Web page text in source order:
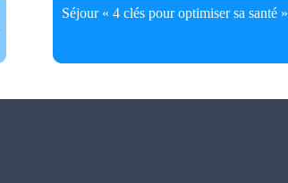
Séjour « 4 clés pour optimiser sa santé »